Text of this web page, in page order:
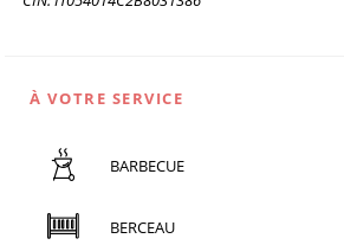
À VOTRE SERVICE
BARBECUE
BERCEAU